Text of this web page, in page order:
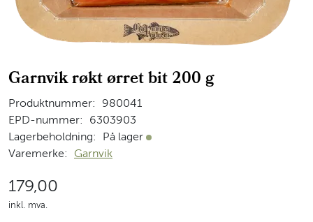
Garnvik røkt ørret bit 200 g
Produktnummer:
980041
EPD-nummer:
6303903
Lagerbeholdning:
På lager På lager
Varemerke: Garnvik
179,00
inkl. mva.